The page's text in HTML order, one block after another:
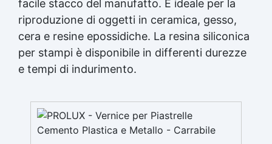
precisione Gomma siliconica per dettagli
durevoli Gomma siliconica per modellini Gomma
siliconica per modelli resistenti See all articles
→ Silicone e tempi di asciugatura 15 articles ▸
Formine al silicone Calco silicone Silicone
bicomponente Silicone per calchi Olio di
asciugatura Formine silicone In quanto tempo si
asciuga il silicone Olio di silicone spray a cosa
facile stacco del manufatto. È ideale per la
riproduzione di oggetti in ceramica, gesso,
cera e resine epossidiche. La resina siliconica
per stampi è disponibile in differenti durezze
e tempi di indurimento.